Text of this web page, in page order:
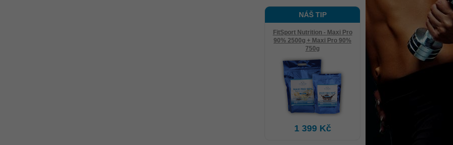
NÁŠ TIP
FitSport Nutrition - Maxi Pro
90% 2500g + Maxi Pro 90%
750g
1 399 Kč